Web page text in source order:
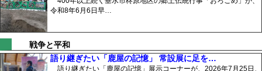
令和8年6月6日早…
戦争と平和
語り継ぎたい「鹿屋の記憶」 常設展に足を…
語り継ぎたい「鹿屋の記憶」展示コーナーが、2026年7月25日、